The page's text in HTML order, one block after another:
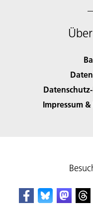
Impressum